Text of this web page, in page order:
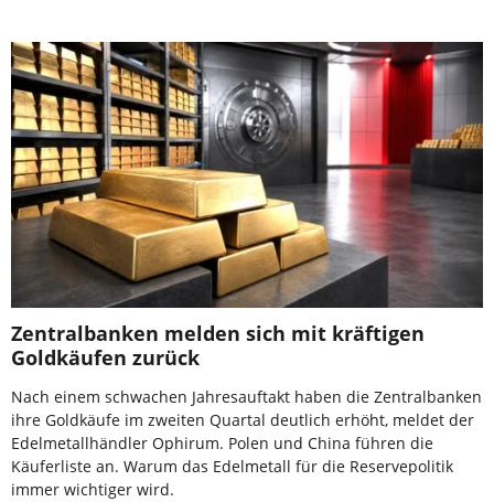
Zentralbanken melden sich mit kräftigen
Goldkäufen zurück
Nach einem schwachen Jahresauftakt haben die Zentralbanken
ihre Goldkäufe im zweiten Quartal deutlich erhöht, meldet der
Edelmetallhändler Ophirum. Polen und China führen die
Käuferliste an. Warum das Edelmetall für die Reservepolitik
immer wichtiger wird.